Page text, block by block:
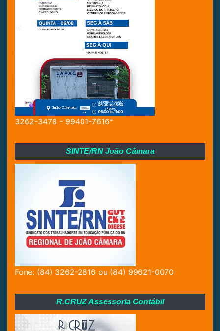
3262-3478 - 99401-7616*
SINTE/RN João Câmara
Fone: (84) 3262-2816 ou (84) 99621-0070
R.CRUZ Assessoria Contábil